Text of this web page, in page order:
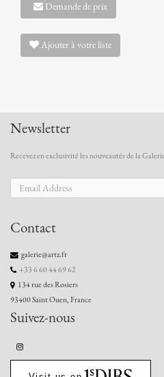
Demande de prix
Ajouter à votre liste
Newsletter
Recevez en exclusivité les nouveautés de la
Contact
galerie@artz.fr
+33 6 60 44 69 62
134 rue des Rosiers
93400 Saint Ouen, France
Suivez-nous